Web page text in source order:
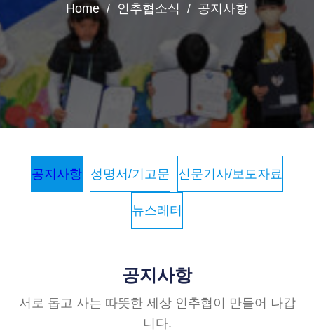
Home / 인추협소식 / 공지사항
공지사항 성명서/기고문 신문기사/보도자료
뉴스레터
공지사항
서로 돕고 사는 따뜻한 세상 인추협이 만들어 나갑
니다.